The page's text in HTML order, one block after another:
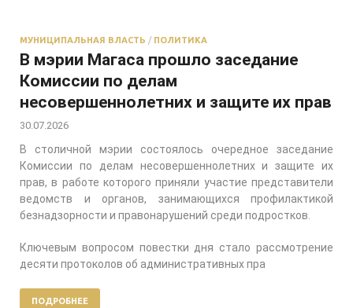
МУНИЦИПАЛЬНАЯ ВЛАСТЬ / ПОЛИТИКА
В мэрии Магаса прошло заседание
Комиссии по делам
несовершеннолетних и защите их прав
30.07.2026
В столичной мэрии состоялось очередное заседание
Комиссии по делам несовершеннолетних и защите их
прав, в работе которого приняли участие представители
ведомств и органов, занимающихся профилактикой
безнадзорности и правонарушений среди подростков.
Ключевым вопросом повестки дня стало рассмотрение
десяти протоколов об административных пра
ПОДРОБНЕЕ